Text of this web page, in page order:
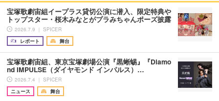
宝塚歌劇宙組イープラス貸切公演に潜入、限定特典や
トップスター・桜木みなとがプラみちゃんポーズ披露
2026.7.9 ｜ SPICER
レポート
舞台
宝塚歌劇宙組、東京宝塚劇場公演『黒蜥蜴』『Diamo
nd IMPULSE（ダイヤモンド インパルス）…
2026.7.4 ｜ SPICER
ニュース
舞台